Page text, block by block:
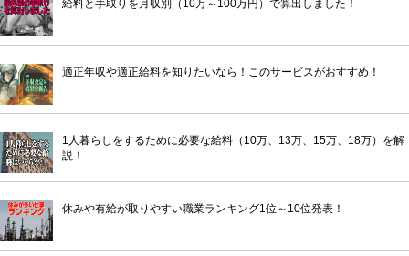
給料と手取りを月収別（10万～100万円）で算出しました！
適正年収や適正給料を知りたいなら！このサービスがおすすめ！
1人暮らしをするために必要な給料（10万、13万、15万、18万）を解
説！
休みや有給が取りやすい職業ランキング1位～10位発表！